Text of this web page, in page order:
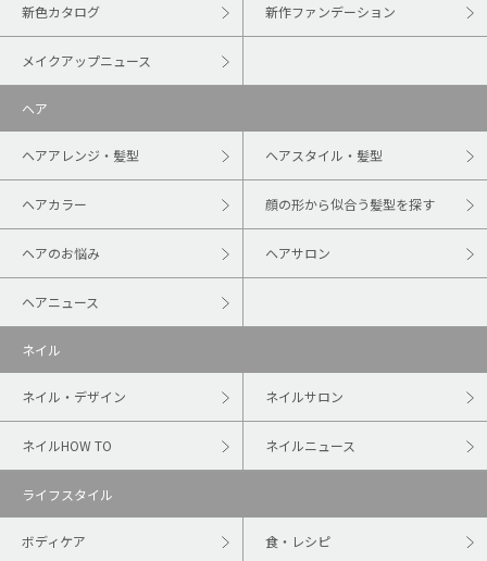
新色カタログ 新作ファンデーション
メイクアップニュース
ヘア
ヘアアレンジ・髪型 ヘアスタイル・髪型
ヘアカラー 顔の形から似合う髪型を探す
ヘアのお悩み ヘアサロン
ヘアニュース
ネイル
ネイル・デザイン ネイルサロン
ネイルHOW TO ネイルニュース
ライフスタイル
ボディケア 食・レシピ